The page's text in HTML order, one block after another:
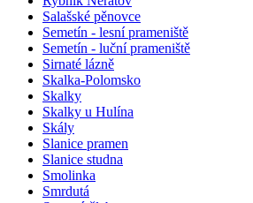
Salašské pěnovce
Semetín - lesní prameniště
Semetín - luční prameniště
Sirnaté lázně
Skalka-Polomsko
Skalky
Skalky u Hulína
Skály
Slanice pramen
Slanice studna
Smolinka
Smrdutá